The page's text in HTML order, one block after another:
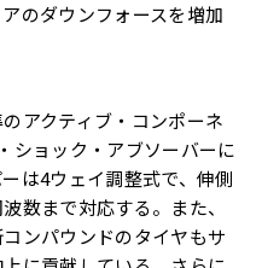
のダウンフォースを増加
アクティブ・コンポーネ
ショック・アブソーバーに
は4ウェイ調整式で、伸側
数まで対応する。また、
ンパウンドのタイヤもサ